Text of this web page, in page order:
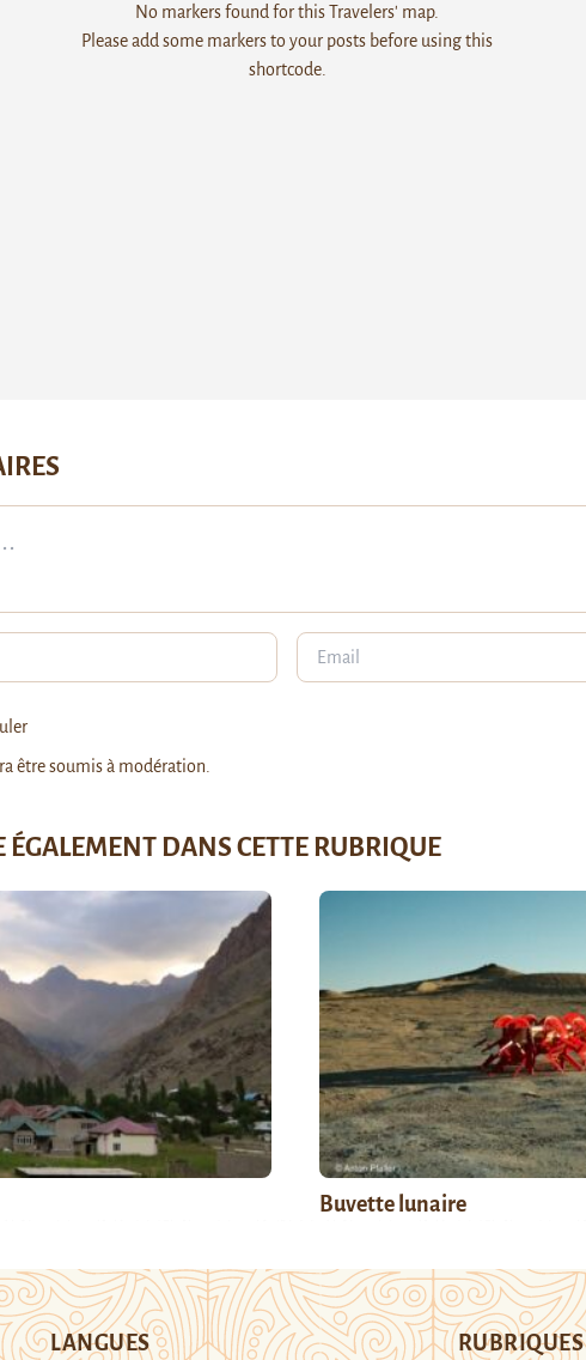
No markers found for this Travelers' map.
Please add some markers to your posts before using this
shortcode.
être soumis à modération.
ÉGALEMENT DANS CETTE RUBRIQUE
Buvette lunaire
LANGUES RUBRIQUES